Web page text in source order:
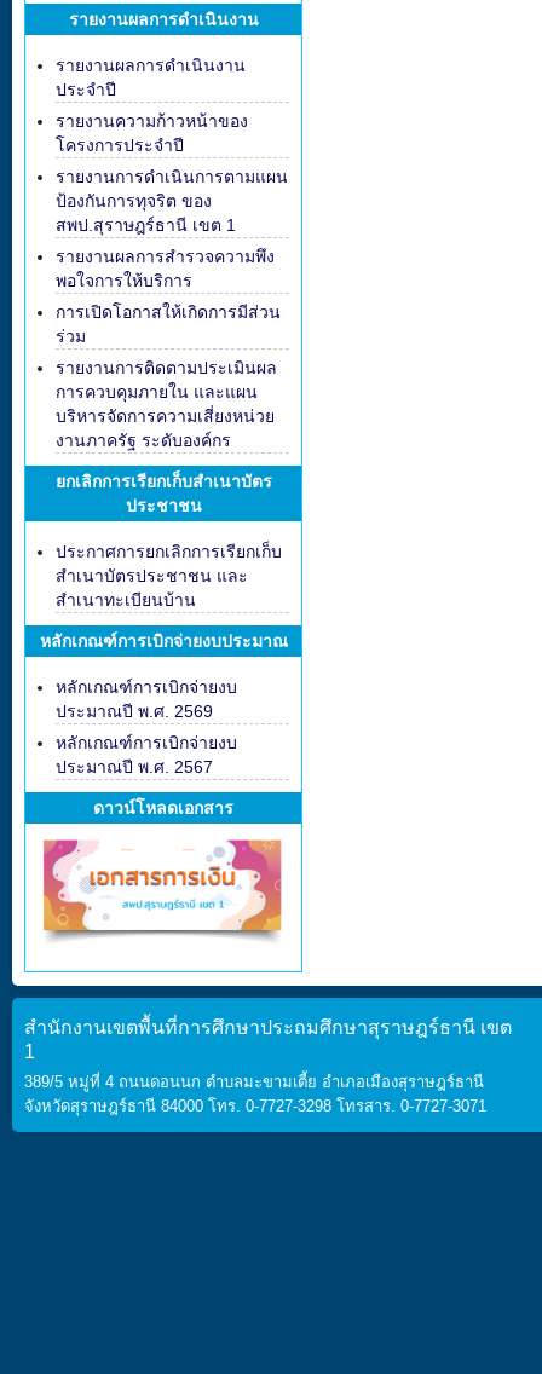
รายงานผลการดำเนินงาน
รายงานผลการดำเนินงาน
ประจำปี
รายงานความก้าวหน้าของ
โครงการประจำปี
รายงานการดำเนินการตามแผน
ป้องกันการทุจริต ของ
สพป.สุราษฎร์ธานี เขต 1
รายงานผลการสำรวจความพึง
พอใจการให้บริการ
การเปิดโอกาสให้เกิดการมีส่วน
ร่วม
รายงานการติดตามประเมินผล
การควบคุมภายใน และแผน
บริหารจัดการความเสี่ยงหน่วย
งานภาครัฐ ระดับองค์กร
ยกเลิกการเรียกเก็บสำเนาบัตร
ประชาชน
ประกาศการยกเลิกการเรียกเก็บ
สำเนาบัตรประชาชน และ
สำเนาทะเบียนบ้าน
หลักเกณฑ์การเบิกจ่ายงบประมาณ
หลักเกณฑ์การเบิกจ่ายงบ
ประมาณปี พ.ศ. 2569
หลักเกณฑ์การเบิกจ่ายงบ
ประมาณปี พ.ศ. 2567
ดาวน์โหลดเอกสาร
สำนักงานเขตพื้นที่การศึกษาประถมศึกษาสุราษฎร์ธานี เขต
1
389/5 หมู่ที่ 4 ถนนดอนนก ตำบลมะขามเตี้ย อำเภอเมืองสุราษฎร์ธานี
จังหวัดสุราษฎร์ธานี 84000 โทร. 0-7727-3298 โทรสาร. 0-7727-3071